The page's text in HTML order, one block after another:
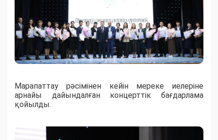
Марапаттау рәсімінен кейін мереке иелеріне
арнайы дайындалған концерттік бағдарлама
қойылды.